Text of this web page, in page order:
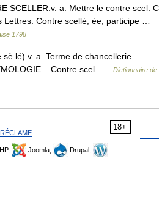
SCELLER.v. a. Mettre le contre scel. C
Lettres. Contre scellé, ée, participe …
1798
lé) v. a. Terme de chancellerie.
Contre scel …
Dictionnaire de
18+
RÉCLAME
Joomla,
Drupal,